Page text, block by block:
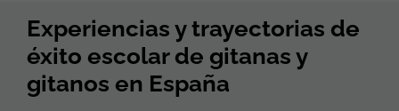
Experiencias y trayectorias de
éxito escolar de gitanas y
gitanos en España